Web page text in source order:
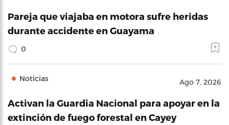
Pareja que viajaba en motora sufre heridas
durante accidente en Guayama
0
Noticias Ago 7, 2026
Activan la Guardia Nacional para apoyar en la
extinción de fuego forestal en Cayey